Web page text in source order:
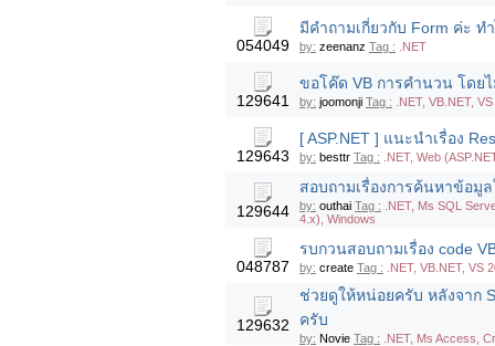
054049
มีคำถามเกี่ยวกับ Form ค่ะ
by: zeenanz Tag : .NET
129641
ขอโค๊ด VB การคำนวน โดย
by: joomonji Tag : .NET, VB.NET,
129643
[ ASP.NET ] แนะนำเรื่อง
by: besttr Tag : .NET, Web
129644
สอบถามเรื่องการค้นหาข้อมู
by: outhai Tag :
.NET, Ms SQL
4.x), Windows
048787
รบกวนสอบถามเรื่อง code
by: create Tag : .NET, VB.NET, VS
129632
ช่วยดูให้หน่อยครับ หลังจาก
ครับ
by: Novie Tag : .NET, Ms Access,